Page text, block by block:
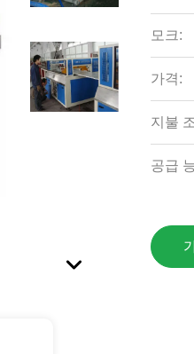
모크:
가격:
지불
공급